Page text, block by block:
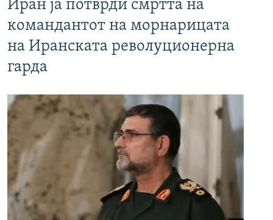
Иран ја потврди смртта на
командантот на морнарицата
на Иранската револуционерна
гарда